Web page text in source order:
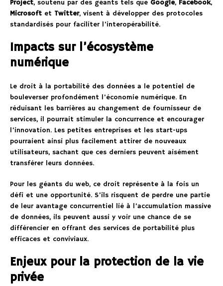
Project, soutenu par des géants tels que Google, Facebook,
Microsoft et Twitter, visent à développer des protocoles
standardisés pour faciliter l’interopérabilité.
Impacts sur l’écosystème
numérique
Le droit à la portabilité des données a le potentiel de
bouleverser profondément l’économie numérique. En
réduisant les barrières au changement de fournisseur de
services, il pourrait stimuler la concurrence et encourager
l’innovation. Les petites entreprises et les start-ups
pourraient ainsi plus facilement attirer de nouveaux
utilisateurs, sachant que ces derniers peuvent aisément
transférer leurs données.
Pour les géants du web, ce droit représente à la fois un
défi et une opportunité. S’ils risquent de perdre une partie
de leur avantage concurrentiel lié à l’accumulation massive
de données, ils peuvent aussi y voir une chance de se
différencier en offrant des services de portabilité plus
efficaces et conviviaux.
Enjeux pour la protection de la vie
privée